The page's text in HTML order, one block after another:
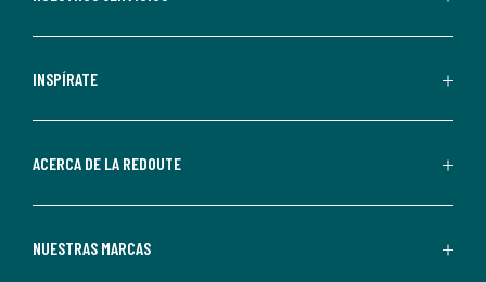
comerciales
personalizadas
parte
Redoute.
INSPÍRATE
ACERCA DE LA REDOUTE
NUESTRAS MARCAS